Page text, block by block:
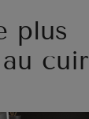
plus
cuir